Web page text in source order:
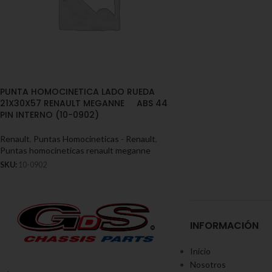
PUNTA HOMOCINETICA LADO RUEDA
21X30X57 RENAULT MEGANNE ABS 44
PIN INTERNO (10-0902)
Renault Puntas Homocineticas - Renault
Puntas homocineticas renault meganne
SKU: 10-0902
INFORMACIÓN
Inicio
Nosotros